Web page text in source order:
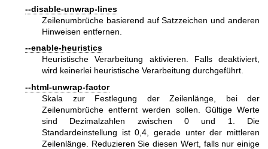
--disable-unwrap-lines
Zeilenumbrüche basierend auf Satzzeichen und anderen
Hinweisen entfernen.
--enable-heuristics
Heuristische Verarbeitung aktivieren. Falls deaktiviert,
wird keinerlei heuristische Verarbeitung durchgeführt.
--html-unwrap-factor
Skala zur Festlegung der Zeilenlänge, bei der
Zeilenumbrüche entfernt werden sollen. Gültige Werte
sind Dezimalzahlen zwischen 0 und 1. Die
Standardeinstellung ist 0,4, gerade unter der mittleren
Zeilenlänge. Reduzieren Sie diesen Wert, falls nur einige